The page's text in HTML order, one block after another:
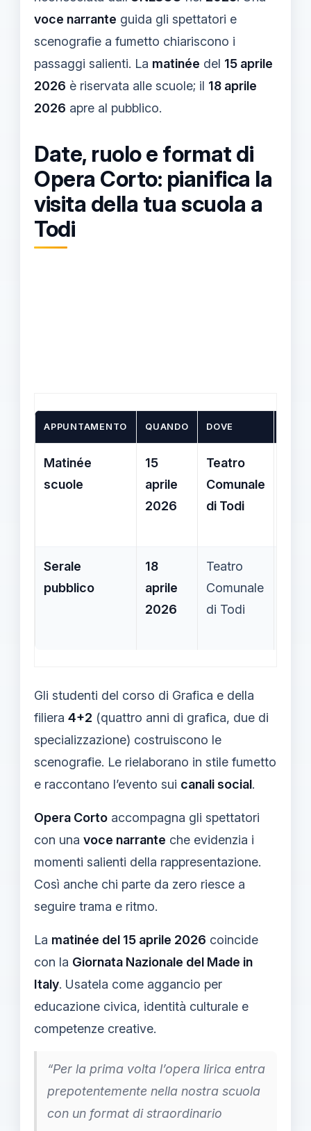
voce narrante guida gli spettatori e
scenografie a fumetto chiariscono i
passaggi salienti. La matinée del 15 aprile
2026 è riservata alle scuole; il 18 aprile
2026 apre al pubblico.
Date, ruolo e format di
Opera Corto: pianifica la
visita della tua scuola a
Todi
APPUNTAMENTO QUANDO DOVE
Matinée
scuole
15
aprile
2026
Teatro
Comunale
di Todi
Serale
pubblico
18
aprile
2026
Teatro
Comunale
di Todi
Gli studenti del corso di Grafica e della
filiera 4+2 (quattro anni di grafica, due di
specializzazione) costruiscono le
scenografie. Le rielaborano in stile fumetto
e raccontano l’evento sui canali social.
Opera Corto accompagna gli spettatori
con una voce narrante che evidenzia i
momenti salienti della rappresentazione.
Così anche chi parte da zero riesce a
seguire trama e ritmo.
La matinée del 15 aprile 2026 coincide
con la Giornata Nazionale del Made in
Italy. Usatela come aggancio per
educazione civica, identità culturale e
competenze creative.
“Per la prima volta l’opera lirica entra
prepotentemente nella nostra scuola
con un format di straordinario